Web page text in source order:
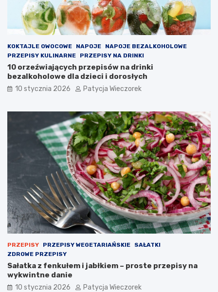
KOKTAJLE OWOCOWE NAPOJE
NAPOJE BEZALKOHOLOWE
PRZEPISY KULINARNE
PRZEPISY NA DRINKI
10 orzeźwiających przepisów na drinki
bezalkoholowe dla dzieci i dorosłych
10 stycznia 2026 Patycja Wieczorek
PRZEPISY PRZEPISY WEGETARIAŃSKIE
SAŁATKI
ZDROWE PRZEPISY
Sałatka z fenkułem i jabłkiem – proste przepisy na
wykwintne danie
10 stycznia 2026 Patycja Wieczorek